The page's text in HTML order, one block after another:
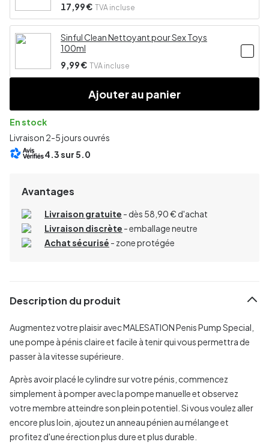
17,99 € TVA incluse
Sinful Clean Nettoyant pour Sex Toys
100ml
9,99 € TVA incluse
Ajouter au panier
En stock
Livraison 2-5 jours ouvrés
4.3sur 5.0
Avantages
Livraison gratuite - dès 58,90 € d'achat
Livraison discrète - emballage neutre
Achat sécurisé - zone protégée
Description du produit
Augmentez votre plaisir avec MALESATION Penis Pump Special,
une pompe à pénis claire et facile à tenir qui vous permettra de
passer à la vitesse supérieure.
Après avoir placé le cylindre sur votre pénis, commencez
simplement à pomper avec la pompe manuelle et observez
votre membre atteindre son plein potentiel. Si vous voulez aller
encore plus loin, ajoutez un anneau pénien au mélange et
profitez d'une érection plus dure et plus durable.